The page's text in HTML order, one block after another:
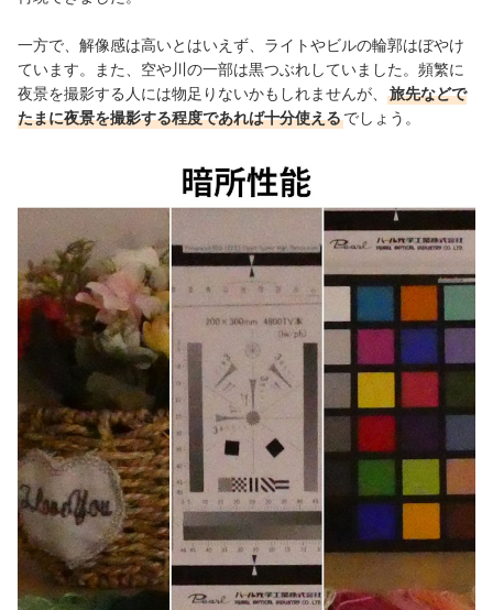
一方で、解像感は高いとはいえず、ライトやビルの輪郭はぼやけ
ています。また、空や川の一部は黒つぶれしていました。頻繁に
夜景を撮影する人には物足りないかもしれませんが、
旅先などで
たまに夜景を撮影する程度であれば十分使えるでしょう。